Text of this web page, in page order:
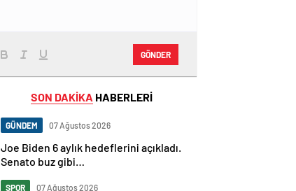
GÖNDER
SON DAKİKA HABERLERİ
GÜNDEM 07 Ağustos 2026
Joe Biden 6 aylık hedeflerini açıkladı.
Senato buz gibi…
SPOR 07 Ağustos 2026